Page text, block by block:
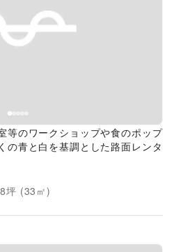
等のワークショップや食のポップ
の青と白を基調とした路面レンタ
坪 (33 ㎡)